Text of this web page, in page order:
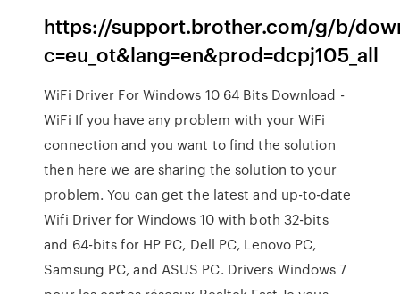
https://support.brother.com/g/b/
c=eu_ot&lang=en&prod=dcpj105_all
WiFi Driver For Windows 10 64 Bits Download -
WiFi If you have any problem with your WiFi
connection and you want to find the solution
then here we are sharing the solution to your
problem. You can get the latest and up-to-date
Wifi Driver for Windows 10 with both 32-bits
and 64-bits for HP PC, Dell PC, Lenovo PC,
Samsung PC, and ASUS PC. Drivers Windows 7